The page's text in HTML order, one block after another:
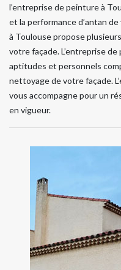
l’entreprise de peinture à
et la performance d’antan
à Toulouse propose
votre façade. L’entreprise
aptitudes et personnels
nettoyage de votre façade.
vous accompagne pour un
en vigueur.